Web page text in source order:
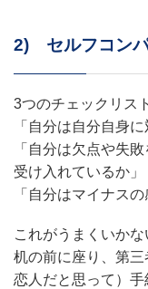
2) セルフコン
3つのチェックリスト
「自分は自分自身
「自分は欠点や失
受け入れているか」
「自分はマイナス
これがうまくいかな
机の前に座り、第
恋人だと思って）手